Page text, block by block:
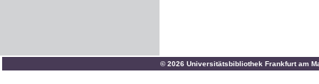
© 2026 Universitätsbibliothek Frankfurt am